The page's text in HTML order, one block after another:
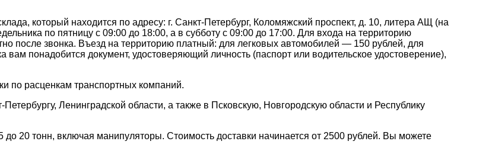
который находится по адресу: г. Санкт-Петербург, Коломяжский проспект, д. 10, литера АЩ (на
по пятницу с 09:00 до 18:00, а в субботу с 09:00 до 17:00. Для входа на территорию
после звонка. Въезд на территорию платный: для легковых автомобилей — 150 рублей, для
понадобится документ, удостоверяющий личность (паспорт или водительское удостоверение),
по расценкам транспортных компаний.
Ленинградской области, а также в Псковскую, Новгородскую области и Республику
20 тонн, включая манипуляторы. Стоимость доставки начинается от 2500 рублей. Вы можете